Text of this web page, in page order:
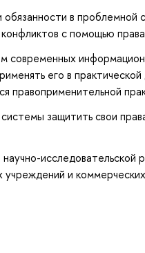
в проблемной
с помощью
современных
его в
правоприменительной
защитить свои
исследовательской
учреждений и